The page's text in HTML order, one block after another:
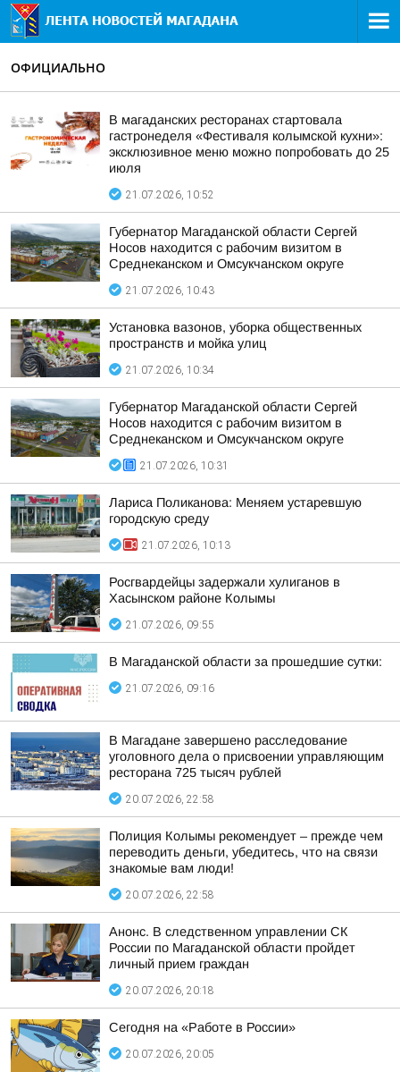
ОФИЦИАЛЬНО
В магаданских ресторанах стартовала
гастронеделя «Фестиваля колымской кухни»:
эксклюзивное меню можно попробовать до 25
июля
21.07.2026, 10:52
Губернатор Магаданской области Сергей
Носов находится с рабочим визитом в
Среднеканском и Омсукчанском округе
21.07.2026, 10:43
Установка вазонов, уборка общественных
пространств и мойка улиц
21.07.2026, 10:34
Губернатор Магаданской области Сергей
Носов находится с рабочим визитом в
Среднеканском и Омсукчанском округе
21.07.2026, 10:31
Лариса Поликанова: Меняем устаревшую
городскую среду
21.07.2026, 10:13
Росгвардейцы задержали хулиганов в
Хасынском районе Колымы
21.07.2026, 09:55
В Магаданской области за прошедшие сутки:
21.07.2026, 09:16
В Магадане завершено расследование
уголовного дела о присвоении управляющим
ресторана 725 тысяч рублей
20.07.2026, 22:58
Полиция Колымы рекомендует – прежде чем
переводить деньги, убедитесь, что на связи
знакомые вам люди!
20.07.2026, 22:58
Анонс. В следственном управлении СК
России по Магаданской области пройдет
личный прием граждан
20.07.2026, 20:18
Сегодня на «Работе в России»
20.07.2026, 20:05